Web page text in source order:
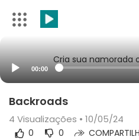
Cria sua namorada
00:00
Backroads
4 Visualizações • 10/05/24
0 0